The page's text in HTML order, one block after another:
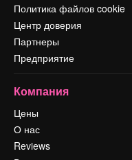
Политика файлов cookie
Центр доверия
Партнеры
Предприятие
Компания
Цены
О нас
Reviews